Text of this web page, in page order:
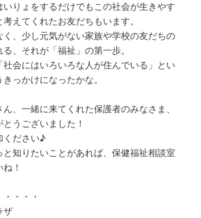
りょをするだけでもこの社会が生きやす
えてくれたお友だちもいます。
、少し元気がない家族や学校の友だちの
、それが「福祉」の第一歩。
会にはいろいろな人が住んでいる」とい
っかけになったかな。
、一緒に来てくれた保護者のみなさま、
うございました！
ください♪
知りたいことがあれば、保健福祉相談室
！
・・・
ザ